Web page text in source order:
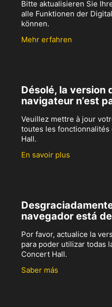
Bitte aktualisieren Sie
alle Funktionen der
können.
Mehr erfahren
Désolé, la version
navigateur n’est
Veuillez mettre à jour
toutes les
Hall.
En savoir plus
navegador está
Por favor, actualice la
para poder utilizar todas
Concert Hall.
Saber más